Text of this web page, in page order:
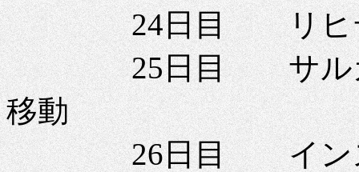
24日目 リヒテン
25日目 サルガン
移動
26日目 インスブ